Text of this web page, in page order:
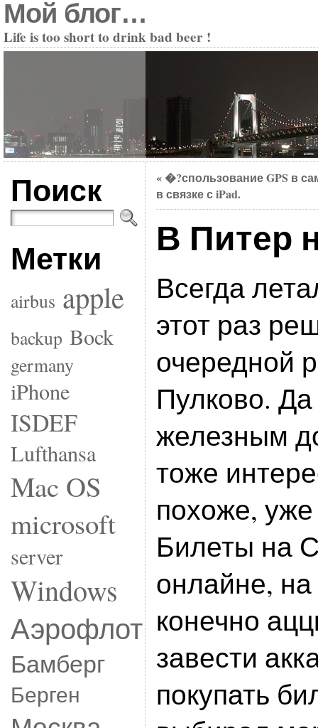
Мой блог…
Life is too short to drink bad beer !
Поиск
Метки
airbus apple
backup Bock
germany
iPhone
ISDEF
Lufthansa
Mac OS
microsoft
server
Windows
Аэрофлот
Бамберг
Берген
«�?спользование GPS в
в связке с iPad.
В Питер
Всегда
этот раз
очередной
Пулково.
железным
тоже
похоже,
Билеты на
онлайне,
конечно
завести
покупать